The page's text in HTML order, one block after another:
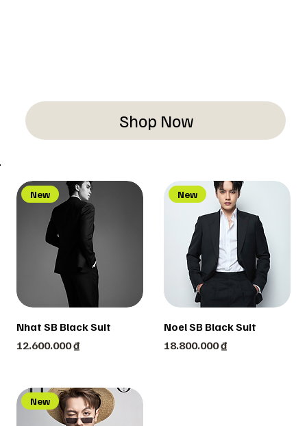
Shop Now
New
Nhat SB Black Suit
Price
12.600.000 ₫
New
Noel SB Black Suit
Price
18.800.000 ₫
New